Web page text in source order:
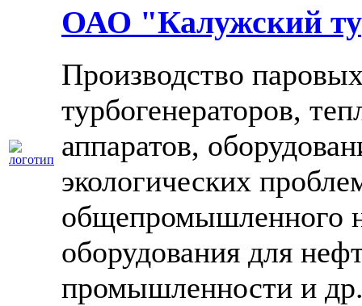
ОАО "Калужский
Производство
турбогенераторов,
аппаратов,
экологических
общепромышленного
оборудования для
промышленности и